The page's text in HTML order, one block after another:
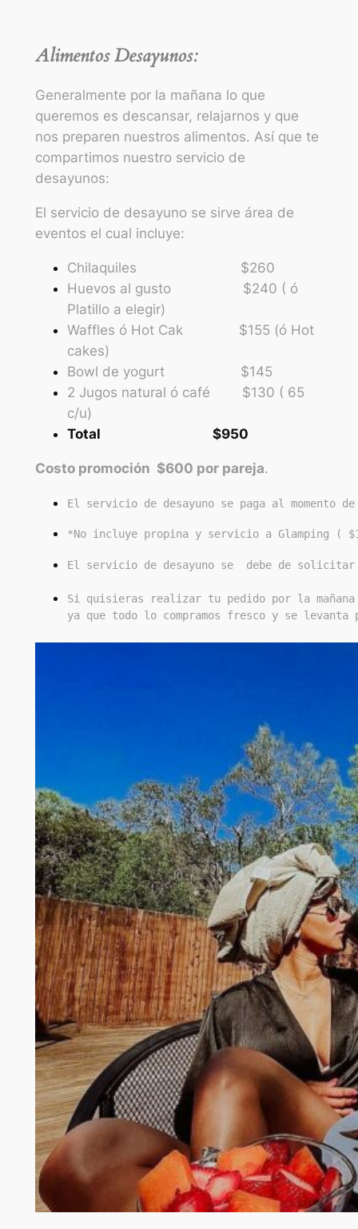
Alimentos Desayunos:
Generalmente por la mañana lo que
queremos es descansar, relajarnos y que
nos preparen nuestros alimentos. Así que te
compartimos nuestro servicio de
desayunos:
El servicio de desayuno se sirve área de
eventos el cual incluye:
Chilaquiles $260
Huevos al gusto $240 ( ó
Platillo a elegir)
Waffles ó Hot Cak $155 (ó Hot
cakes)
Bowl de yogurt $145
2 Jugos natural ó café $130 ( 65
c/u)
Total $950
Costo promoción $600 por pareja.
El servicio de desayuno se paga al
*No incluye propina y servicio a Glamping (
El servicio de desayuno se  debe de
Si quisieras realizar tu pedido por la
ya que todo lo compramos fresco y se